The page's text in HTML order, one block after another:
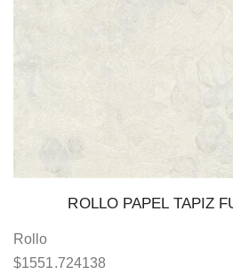
ROLLO PAPEL TAPIZ
Rollo
$1551.724138